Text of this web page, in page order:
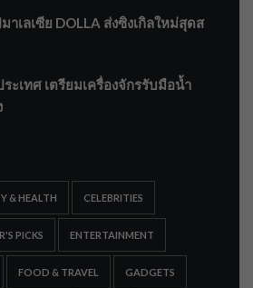
าเลเซีย DOLLA ส่งซิงเกิลใหม่สุดส
ะเทศ เตรียมเครื่องจักรรับมือน้ำ
& HEALTH CELEBRITIES
PICKS ENTERTAINMENT
FOOD & TRAVEL GADGETS